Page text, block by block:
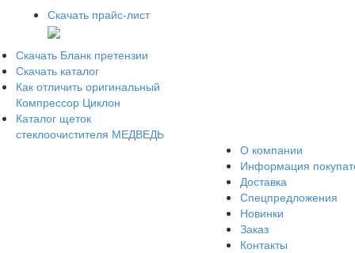
Скачать прайс-лист
Скачать Бланк претензии
Скачать каталог
Как отличить оригинальный
Компрессор Циклон
Каталог щеток
стеклоочистителя МЕДВЕДЬ
О компании
Информация
Доставка
Спецпредложения
Новинки
Заказ
Контакты